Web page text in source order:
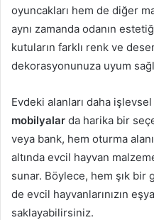
oyuncakları hem de diğer
aynı zamanda odanın
kutuların farklı renk ve
dekorasyonunuza uyum
Evdeki alanları daha
mobilyalar da harika bir
veya bank, hem oturma
altında evcil hayvan
sunar. Böylece, hem şık
de evcil hayvanlarınızın
saklayabilirsiniz.